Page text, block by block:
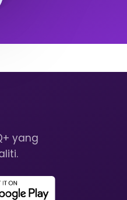
yang